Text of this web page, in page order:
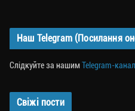
Наш Telegram (Посилання
Слідкуйте за нашимTelegram-
Свіжі пости